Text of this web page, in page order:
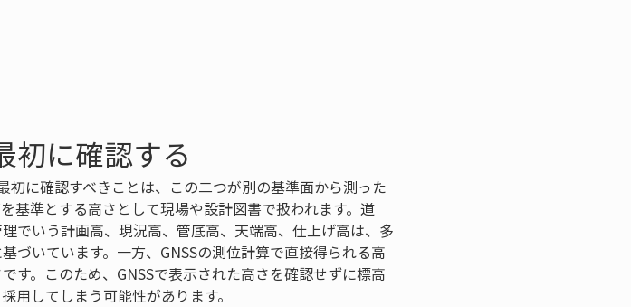
初に確認する
初に確認すべきことは、この二つが別の基準面から測った
基準とする高さとして現場や設計図書で扱われます。道
でいう計画高、現況高、管底高、天端高、仕上げ高は、多
づいています。一方、GNSSの測位計算で直接得られる高
す。このため、GNSSで表示された高さを確認せずに標高
用してしまう可能性があります。